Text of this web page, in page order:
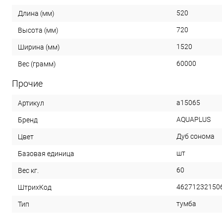
Длина (мм) 520
Высота (мм) 720
Ширина (мм) 1520
Вес (грамм) 60000
Прочие
Артикул a15065
Бренд AQUAPLUS
Цвет Дуб сонома
Базовая единица шт
Вес кг. 60
ШтрихКод
Тип тумба